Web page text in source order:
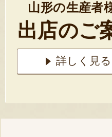
山形の生産者
出店のご
詳しく見る